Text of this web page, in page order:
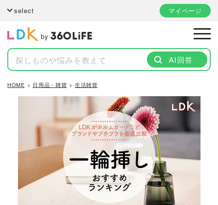
select マイページ
by
AI回答
HOME 日用品・雑貨 生活雑貨